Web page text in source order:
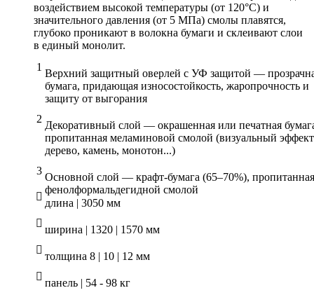
воздействием высокой температуры (от 120°C) и
значительного давления (от 5 МПа) смолы плавятся,
глубоко проникают в волокна бумаги и склеивают слои
в единый монолит.
Верхний защитный оверлей с УФ защитой —
бумага, придающая износостойкость, жаропрочность и
защиту от выгорания
Декоративный слой — окрашенная или печатная
пропитанная меламиновой смолой (визуальный
дерево, камень, монотон...)
Основной слой — крафт-бумага (65–70%), пропитанная
фенолформальдегидной смолой
длина | 3050 мм
ширина | 1320 | 1570 мм
толщина 8 | 10 | 12 мм
панель | 54 - 98 кг